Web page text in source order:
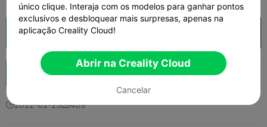
Fatiamento na Nuvem
Boost 131 135  6
2022-02-23409
único clique. Interaja com os modelos para ganhar pontos
exclusivos e desbloquear mais surpresas, apenas na
aplicação Creality Cloud!
Abrir na Creality Cloud
Cancelar